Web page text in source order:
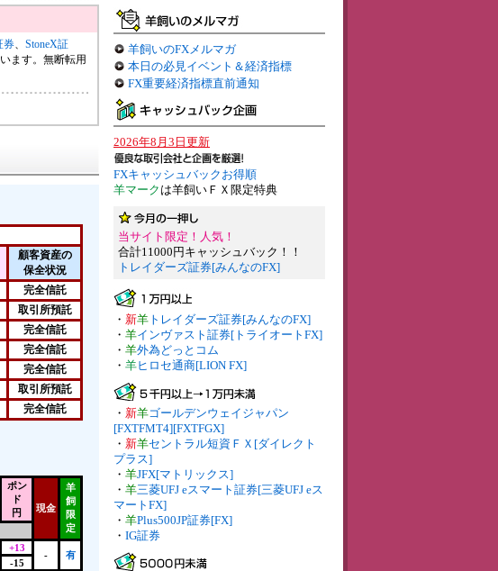
券、 StoneX証
ます。無断転用
顧客資産の
保全状況
完全信託
取引所預託
完全信託
完全信託
完全信託
取引所預託
完全信託
ポン
ド
円
現金
羊
飼
限
定
+13
- 有
-15
羊飼いのFXメルマガ
本日の必見イベント＆経済指標
FX重要経済指標直前通知
2026年8月3日更新
FXキャッシュバックお得順
羊マーク は羊飼いＦＸ限定特典
当サイト限定！人気！
合計11000円キャッシュバック！！
トレイダーズ証券[みんなのFX]
・ 新羊 トレイダーズ証券[みんなのFX]
・ 羊インヴァスト証券[トライオートFX]
・ 羊外為どっとコム
・ 羊ヒロセ通商[LION FX]
・ 新羊ゴールデンウェイジャパン
[FXTFMT4][FXTFGX]
・ 新羊セントラル短資ＦＸ[ダイレクト
プラス]
・ 羊JFX[マトリックス]
・ 羊三菱UFJ eスマート証券[三菱UFJ eス
マートFX]
・ 羊Plus500JP証券[FX]
・ IG証券